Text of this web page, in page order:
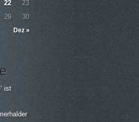
Dez »
22
23
29 30
ist